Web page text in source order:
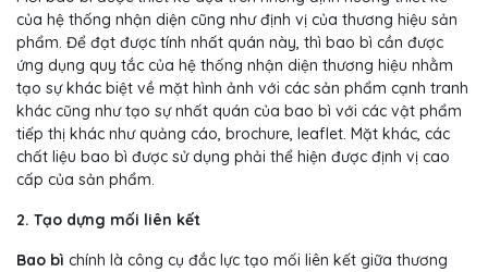
của hệ thống nhận diện cũng như định vị của thương hiệu sản
phẩm. Để đạt được tính nhất quán này, thì bao bì cần được
ứng dụng quy tắc của hệ thống nhận diện thương hiệu nhằm
tạo sự khác biệt về mặt hình ảnh với các sản phẩm cạnh tranh
khác cũng như tạo sự nhất quán của bao bì với các vật phẩm
tiếp thị khác như quảng cáo, brochure, leaflet. Mặt khác, các
chất liệu bao bì được sử dụng phải thể hiện được định vị cao
cấp của sản phẩm.
2. Tạo dựng mối liên kết
Bao bì chính là công cụ đắc lực tạo mối liên kết giữa thương